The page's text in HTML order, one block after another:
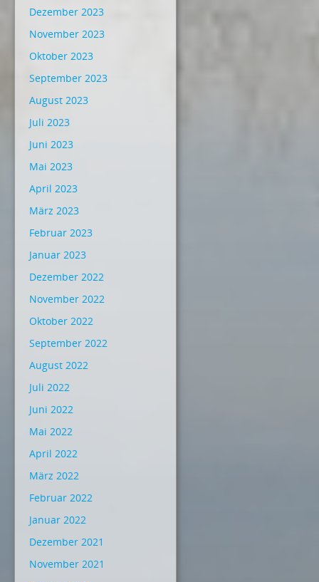
Dezember 2023
November 2023
Oktober 2023
September 2023
August 2023
Juli 2023
Juni 2023
Mai 2023
April 2023
März 2023
Februar 2023
Januar 2023
Dezember 2022
November 2022
Oktober 2022
September 2022
August 2022
Juli 2022
Juni 2022
Mai 2022
April 2022
März 2022
Februar 2022
Januar 2022
Dezember 2021
November 2021